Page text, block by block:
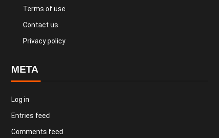
Terms of use
Contact us
Privacy policy
META
Log in
Entries feed
Comments feed